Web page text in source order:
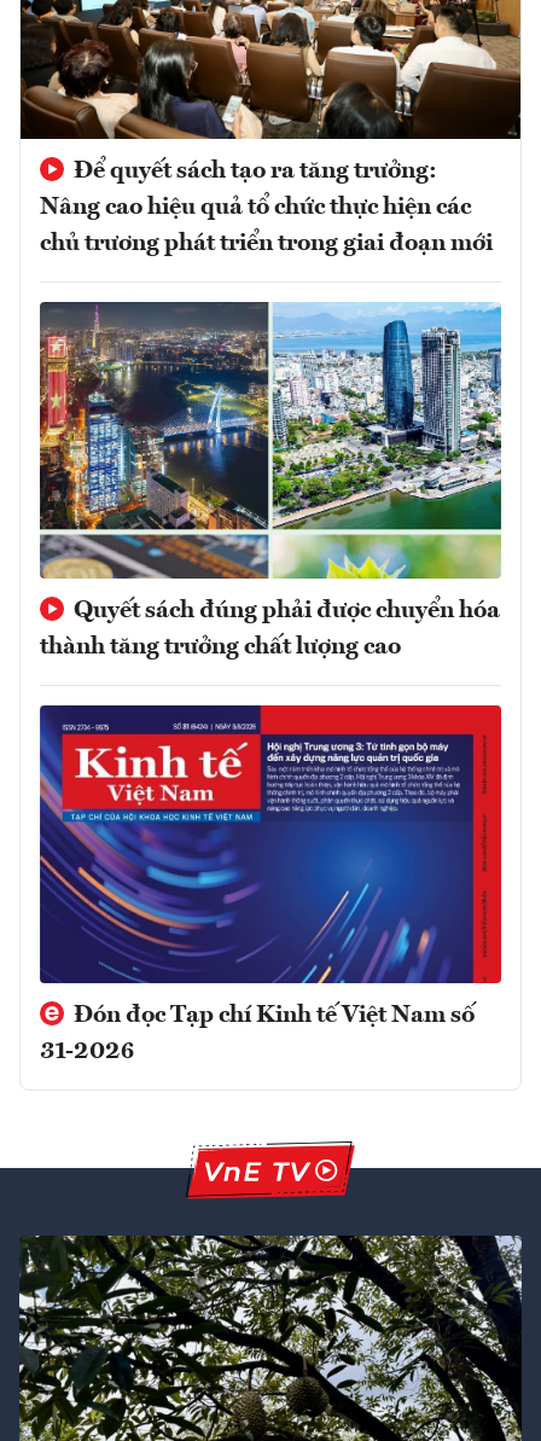
Để quyết sách tạo ra tăng trưởng:
Nâng cao hiệu quả tổ chức thực hiện các
chủ trương phát triển trong giai đoạn mới
Quyết sách đúng phải được chuyển hóa
thành tăng trưởng chất lượng cao
Đón đọc Tạp chí Kinh tế Việt Nam số
31-2026